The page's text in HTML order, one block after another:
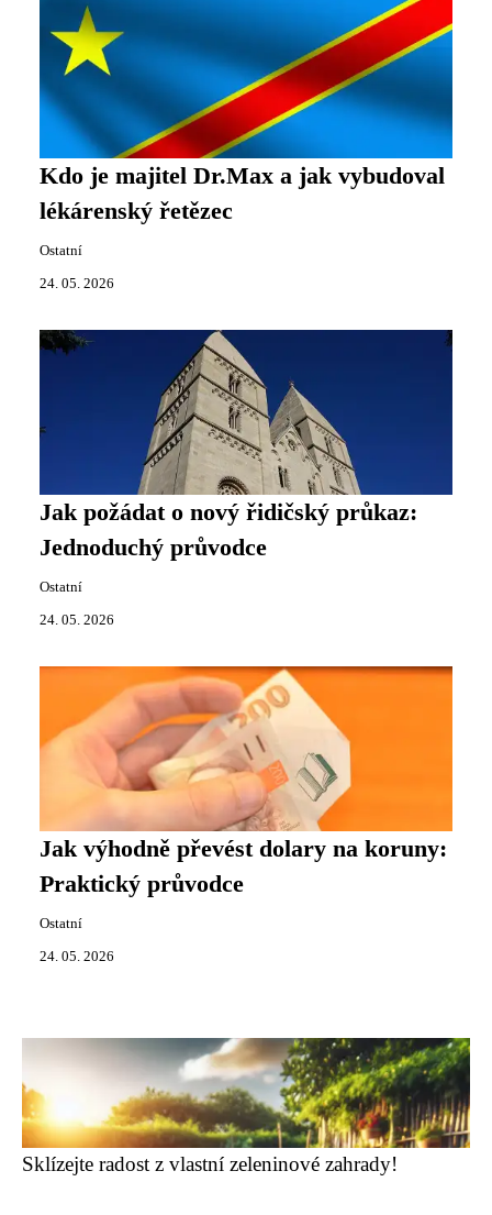
Kdo je majitel Dr.Max a jak vybudoval
lékárenský řetězec
Ostatní
24. 05. 2026
Jak požádat o nový řidičský průkaz:
Jednoduchý průvodce
Ostatní
24. 05. 2026
Jak výhodně převést dolary na koruny:
Praktický průvodce
Ostatní
24. 05. 2026
Sklízejte radost z vlastní zeleninové zahrady!